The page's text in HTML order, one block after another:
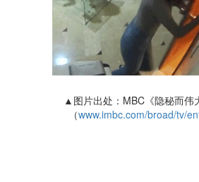
▲图片出处：MBC《隐秘而伟
（www.imbc.com/broad/tv/